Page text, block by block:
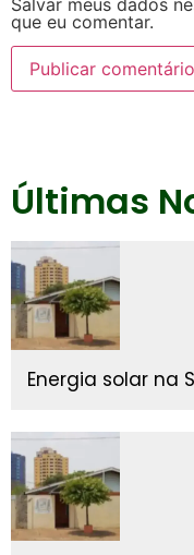
que eu comentar.
Últimas
Energia solar na